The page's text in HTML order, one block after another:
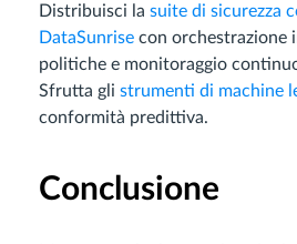
Distribuisci la suite di sicurezza
DataSunrise con orchestrazione
politiche e monitoraggio
Sfrutta gli strumenti di machine
conformità predittiva.
Conclusione